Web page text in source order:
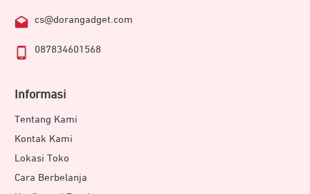
cs@dorangadget.com
087834601568
Informasi
Tentang Kami
Kontak Kami
Lokasi Toko
Cara Berbelanja